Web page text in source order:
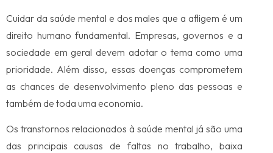
Cuidar da saúde mental e dos males que a afligem é um
direito humano fundamental. Empresas, governos e a
sociedade em geral devem adotar o tema como uma
prioridade. Além disso, essas doenças comprometem
as chances de desenvolvimento pleno das pessoas e
também de toda uma economia.
Os transtornos relacionados à saúde mental já são uma
das principais causas de faltas no trabalho, baixa